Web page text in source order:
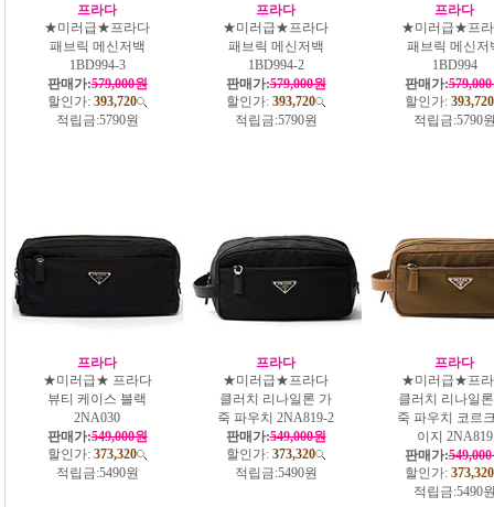
프라다
★미러급★프라다
패브릭 메신저백
1BD994-3
판매가:579,000원
할인가: 393,720
적립금:5790원
프라다
★미러급★프라다
패브릭 메신저백
1BD994-2
판매가:579,000원
할인가: 393,720
적립금:5790원
프라다
★미러급★프
패브릭 메신저
1BD994
판매가:
할인가: 393,720
적립금:5790
프라다
★미러급★ 프라다
뷰티 케이스 블랙
2NA030
판매가:549,000원
할인가: 373,320
적립금:5490원
프라다
★미러급★프라다
클러치 리나일론 가
죽 파우치 2NA819-2
판매가:549,000원
할인가: 373,320
적립금:5490원
프라다
★미러급★프
클러치 리나일
죽 파우치 코르
이지 2NA819
판매가:
할인가: 373,320
적립금:5490